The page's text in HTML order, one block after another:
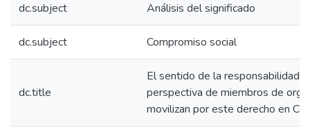
dc.subject Análisis del significado
dc.subject Compromiso social
dc.title
El sentido de la responsabilidad
perspectiva de miembros de
movilizan por este derecho en